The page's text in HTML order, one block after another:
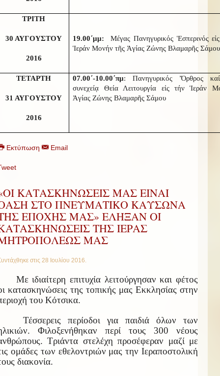
ΤΡΙΤΗ
30 ΑΥΓΟΥΣΤΟΥ
2016
19.00΄μμ:Μέγας Πανηγυρικός Ἑσπερινός
Ἱεράν Μονήν τῆς Ἁγίας Ζώνης Βλαμαρῆς Σάμου
ΤΕΤΑΡΤΗ
31 ΑΥΓΟΥΣΤΟΥ
2016
07.00΄-10.00΄πμ: Πανηγυρικός Ὄρθρος
συνεχείᾳ Θεία Λειτουργία εἰς τήν Ἱεράν
Ἁγίας Ζώνης Βλαμαρῆς Σάμου
Εκτύπωση Email
ΚΑΤΑΣΚΗΝΩΣΕΙΣ ΜΑΣ ΕΙΝΑΙ
ΣΤΟ ΠΝΕΥΜΑΤΙΚΟ ΚΑΥΣΩΝΑ
ΕΠΟΧΗΣ ΜΑΣ» ΕΛΗΞΑΝ ΟΙ
ΤΗΣ ΙΕΡΑΣ
ΜΑΣ
στις 28 Ιουλίου 2016.
Με ιδιαίτερη επιτυχία λειτούργησαν και φέτος
κατασκηνώσεις της τοπικής μας Εκκλησίας στην
του Κότσικα.
Τέσσερεις περίοδοι για παιδιά όλων των
Φιλοξενήθηκαν περί τους 300 νέους
Τριάντα στελέχη προσέφεραν μαζί με
ομάδες των εθελοντριών μας την Ιεραποστολική
διακονία.